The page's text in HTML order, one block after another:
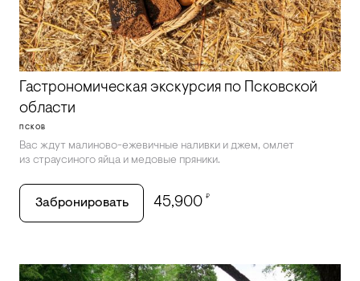
Гастрономическая экскурсия по Псковской
области
ПСКОВ
Вас ждут малиново-ежевичные наливки и джем, омлет
из страусиного яйца и медовые пряники.
Забронировать 45,900 ₽